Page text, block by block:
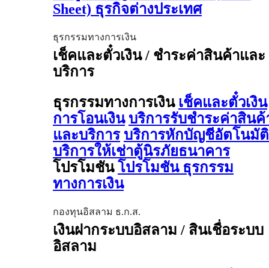
Sheet) ธุรกิจต่างประเทศ
ธุรกรรมทางการเงิน
เช็คและตั๋วเงิน / ชำระค่าสินค้าและ
บริการ
ธุรกรรมทางการเงิน เช็คและตั๋วเงิน
การโอนเงิน บริการรับชำระค่าสินค้
และบริการ บริการหักบัญชีอัตโนมัติ
บริการให้เช่าตู้นิรภัยธนาคาร
โปรโมชัน โปรโมชัน ธุรกรรม
ทางการเงิน
กองทุนอิสลาม ธ.ก.ส.
เงินฝากระบบอิสลาม / สินเชื่อระบบ
อิสลาม